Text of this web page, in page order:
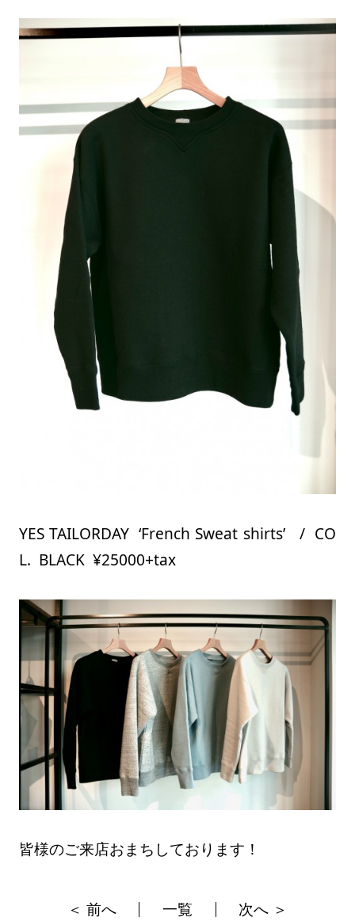
YES TAILORDAY ‘French Sweat shirts’ / CO
L. BLACK ¥25000+tax
皆様のご来店おまちしております！
＜ 前へ 一覧 次へ ＞